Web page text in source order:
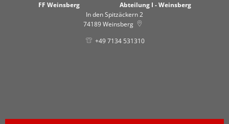
FF Weinsberg Abteilung I - Weinsberg
In den Spitzäckern 2
74189Weinsberg
+49 7134 531310